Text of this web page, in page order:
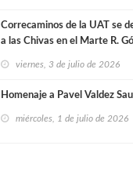
Correcaminos de la UAT se
a las Chivas en el Marte R.
viernes, 3 de julio de 2026
Homenaje a Pavel Valdez
miércoles, 1 de julio de 2026